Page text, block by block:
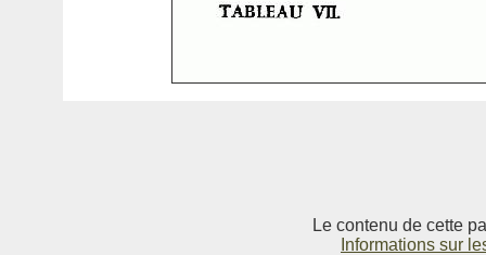
Le contenu de cette
Informations sur